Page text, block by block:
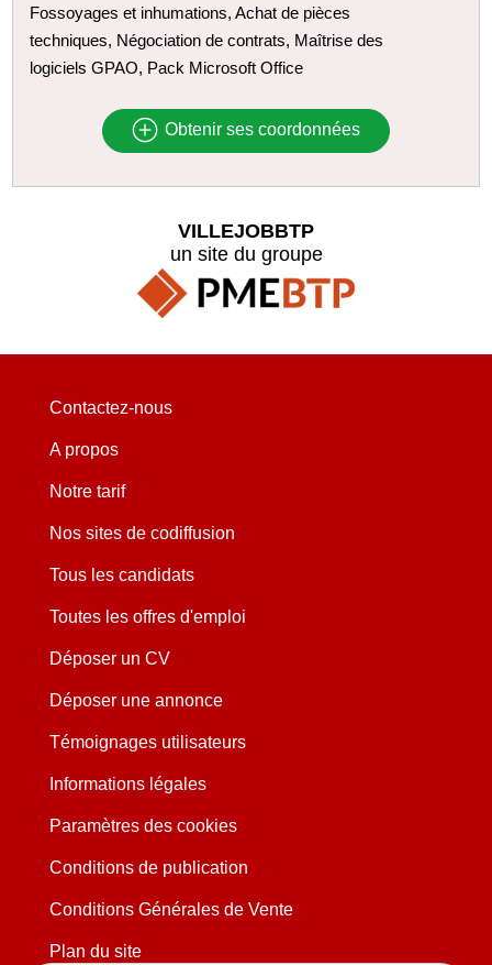
Fossoyages et inhumations, Achat de pièces
techniques, Négociation de contrats, Maîtrise des
logiciels GPAO, Pack Microsoft Office
Obtenir ses coordonnées
VILLEJOBBTP
un site du groupe
Contactez-nous
A propos
Notre tarif
Nos sites de codiffusion
Tous les candidats
Toutes les offres d'emploi
Déposer un CV
Déposer une annonce
Témoignages utilisateurs
Informations légales
Paramètres des cookies
Conditions de publication
Conditions Générales de Vente
Plan du site